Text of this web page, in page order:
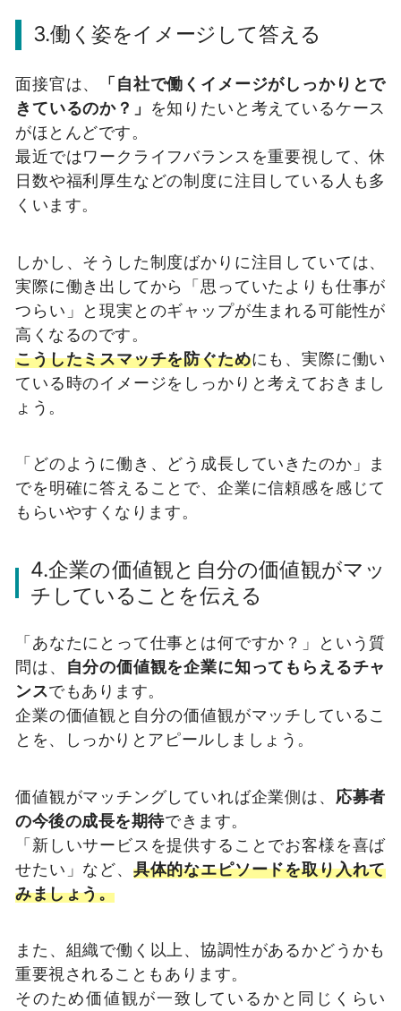
3.働く姿をイメージして答える
面接官は、
「自社で働くイメージがしっかりとで
きているのか？」 を知りたいと考えているケース
がほとんどです。
最近ではワークライフバランスを重要視して、休
日数や福利厚生などの制度に注目している人も多
くいます。
しかし、そうした制度ばかりに注目していては、
実際に働き出してから「思っていたよりも仕事が
つらい」と現実とのギャップが生まれる可能性が
高くなるのです。
こうしたミスマッチを防ぐためにも、実際に働い
ている時のイメージをしっかりと考えておきまし
ょう。
「どのように働き、どう成長していきたのか」ま
でを明確に答えることで、企業に信頼感を感じて
もらいやすくなります。
4.企業の価値観と自分の価値観がマッ
チしていることを伝える
「あなたにとって仕事とは何ですか？」という質
問は、
自分の価値観を企業に知ってもらえるチャ
ンスでもあります。
企業の価値観と自分の価値観がマッチしているこ
とを、しっかりとアピールしましょう。
価値観がマッチングしていれば企業側は、 応募者
の今後の成長を期待できます。
「新しいサービスを提供することでお客様を喜ば
せたい」など、 具体的なエピソードを取り入れて
みましょう。
また、組織で働く以上、協調性があるかどうかも
重要視されることもあります。
そのため価値観が一致しているかと同じくらい